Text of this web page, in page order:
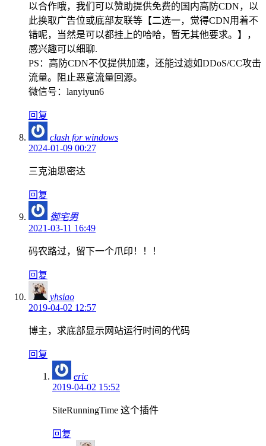
以合作哦，我们可以赞助提供免费的国内高防CDN，以
此换取广告位或底部友联等【二选一，觉得CDN用着不
错呢，当然是可以都挂上的哈哈，暂无其他要求。】，
感兴趣可以细聊.
PS：高防CDN不仅提供加速，还能过滤如DDoS/CC攻击
流量。阻止恶意流量回源。
微信号：lanyiyun6
回复
clash for windows
2024-01-09 00:27
三克油思密达
回复
御宅男
2021-03-11 16:49
码农路过，留下一个爪印！！！
回复
yhsiao
2019-04-02 12:57
博主，求底部显示网站运行时间的代码
回复
eric
2019-04-02 15:52
SiteRunningTime 这个插件
回复